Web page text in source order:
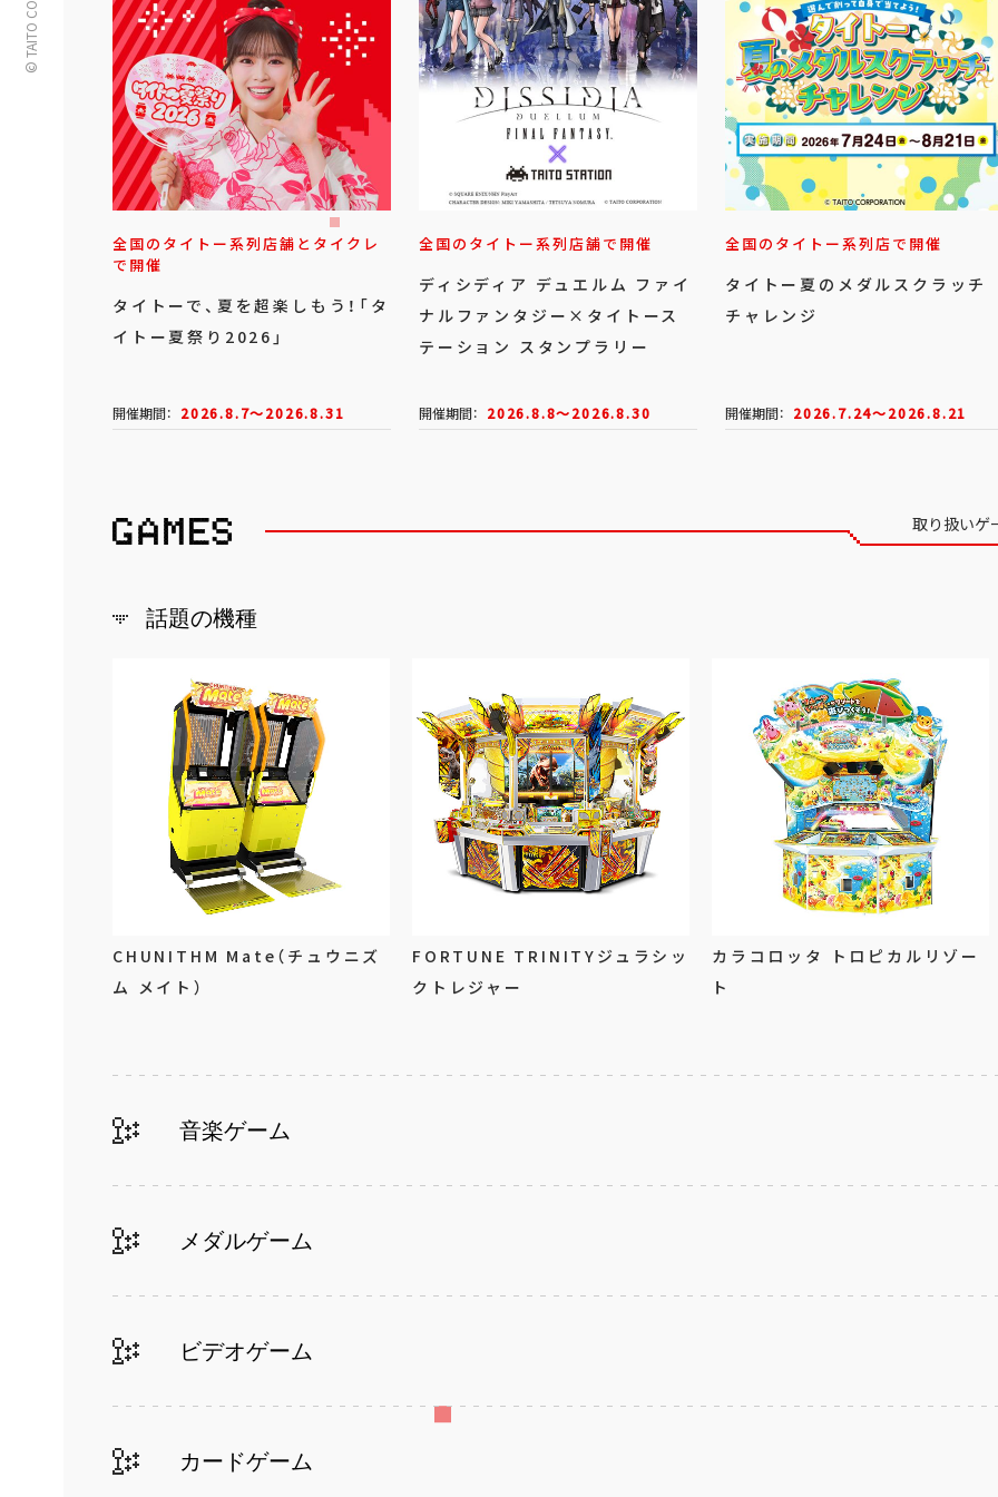
全国のタイトー系列店舗とタイクレ
で開催
タイトーで、夏を超楽しもう！「タ
イトー夏祭り2026」
開催期間： 2026.8.7～2026.8.31
全国のタイトー系列店舗で開催
ディシディア デュエルム ファイ
ナルファンタジー×タイトース
テーション スタンプラリー
開催期間： 2026.8.8～2026.8.30
全国のタイトー系列店で開催
タイトー夏のメダルスクラッチ
チャレンジ
開催期間： 2026.7.24～2026.8.21
取り扱いゲ
話題の機種
CHUNITHM Mate（チュウニズ
ム メイト）
FORTUNE TRINITYジュラシッ
クトレジャー
カラコロッタ トロピカルリゾー
ト
音楽ゲーム
メダルゲーム
ビデオゲーム
カードゲーム